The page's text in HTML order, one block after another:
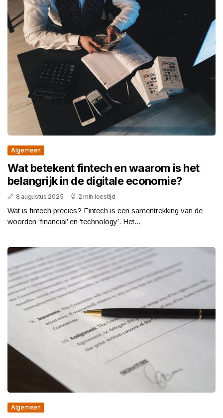
Algemeen
Wat betekent fintech en waarom is het
belangrijk in de digitale economie?
8 augustus 2025 2 min leestijd
Wat is fintech precies? Fintech is een samentrekking van de
woorden ‘financial’ en ‘technology’. Het...
Algemeen